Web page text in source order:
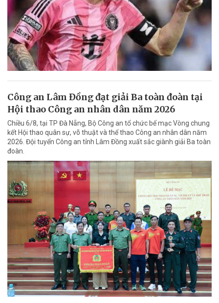
Công an Lâm Đồng đạt giải Ba toàn đoàn tại
Hội thao Công an nhân dân năm 2026
Chiều 6/8, tại TP Đà Nẵng, Bộ Công an tổ chức bế mạc Vòng chung
kết Hội thao quân sự, võ thuật và thể thao Công an nhân dân năm
2026. Đội tuyển Công an tỉnh Lâm Đồng xuất sắc giành giải Ba toàn
đoàn.